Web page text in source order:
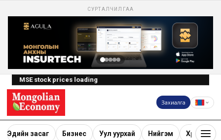
СУРТАЛЧИЛГАА
MSE stock prices loading
Захиалга
Эдийн засаг Бизнес Уул уурхай Нийгэм Хөрөнгө